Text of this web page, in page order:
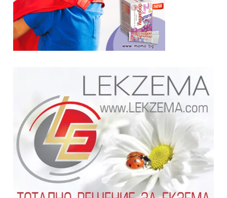
GPNews
НОВИНИ ЗА ОБЩОПРАКТИКУВАЩИЯ ЛЕКАР
За да можеда виждате специализирано медицинско
съдържание, трябва да декларирате, че сте медицински
специалист